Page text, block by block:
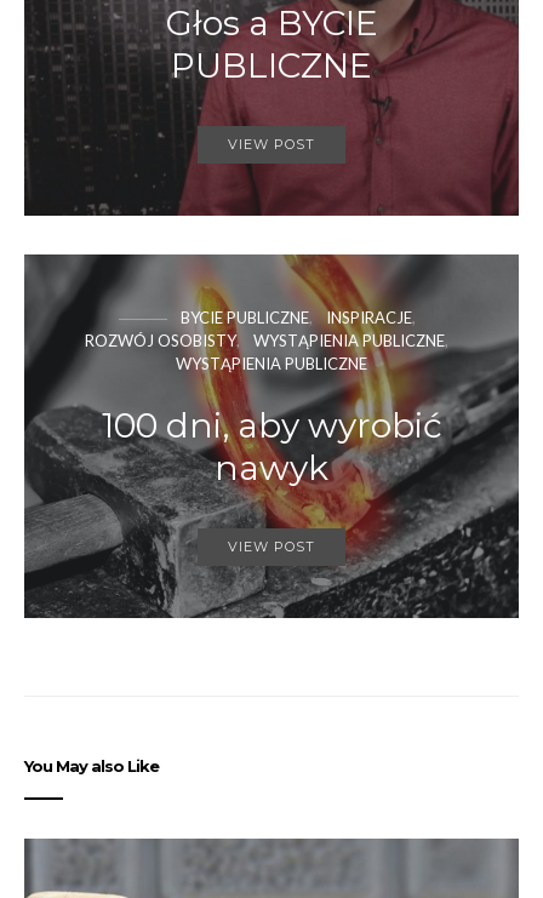
Głos a BYCIE
PUBLICZNE
VIEW POST
BYCIE PUBLICZNE
INSPIRACJE
ROZWÓJ OSOBISTY
WYSTĄPIENIA PUBLICZNE
WYSTĄPIENIA PUBLICZNE
100 dni, aby wyrobić
nawyk
VIEW POST
You May also Like